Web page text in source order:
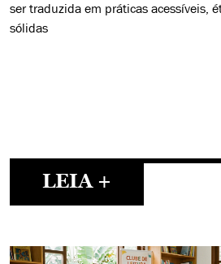
ser traduzida em práticas acessíveis,
sólidas
LEIA +